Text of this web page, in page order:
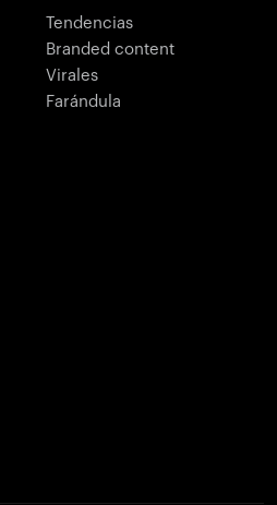
Tendencias
Branded content
Virales
Farándula